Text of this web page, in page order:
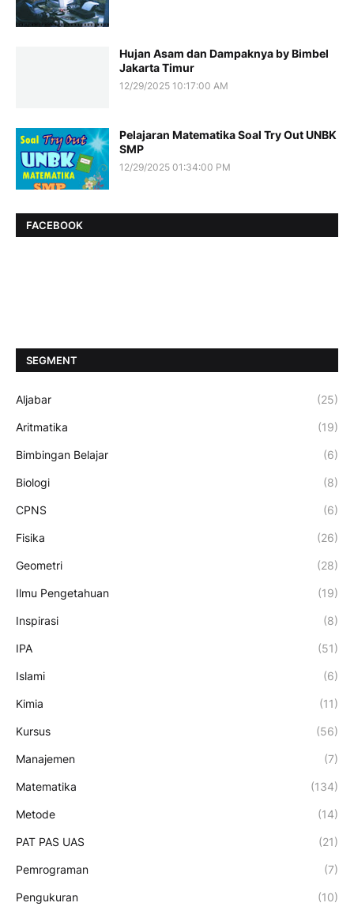
Hujan Asam dan Dampaknya by Bimbel
Jakarta Timur
12/29/2025 10:17:00 AM
Pelajaran Matematika Soal Try Out UNBK
SMP
12/29/2025 01:34:00 PM
FACEBOOK
SEGMENT
Aljabar (25)
Aritmatika (19)
Bimbingan Belajar (6)
Biologi (8)
CPNS (6)
Fisika (26)
Geometri (28)
Ilmu Pengetahuan (19)
Inspirasi (8)
IPA (51)
Islami (6)
Kimia (11)
Kursus (56)
Manajemen (7)
Matematika (134)
Metode (14)
PAT PAS UAS (21)
Pemrograman (7)
Pengukuran (10)